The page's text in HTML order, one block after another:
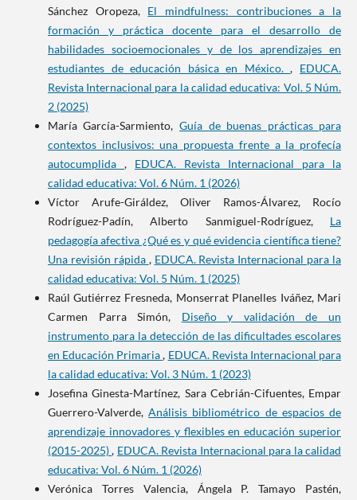
Sánchez Oropeza, El mindfulness: contribuciones a la
formación y práctica docente para el desarrollo de
habilidades socioemocionales y de los aprendizajes en
estudiantes de educación básica en México., EDUCA.
Revista Internacional para la calidad educativa: Vol. 5 Núm.
2 (2025)
María García-Sarmiento, Guía de buenas prácticas para
contextos inclusivos: una propuesta frente a la profecía
autocumplida , EDUCA. Revista Internacional para la
calidad educativa: Vol. 6 Núm. 1 (2026)
Víctor Arufe-Giráldez, Oliver Ramos-Álvarez, Rocío
Rodríguez-Padín, Alberto Sanmiguel-Rodríguez, La
pedagogía afectiva ¿Qué es y qué evidencia científica tiene?
Una revisión rápida , EDUCA. Revista Internacional para la
calidad educativa: Vol. 5 Núm. 1 (2025)
Raúl Gutiérrez Fresneda, Monserrat Planelles Iváñez, Mari
Carmen Parra Simón, Diseño y validación de un
instrumento para la detección de las dificultades escolares
en Educación Primaria, EDUCA. Revista Internacional para
la calidad educativa: Vol. 3 Núm. 1 (2023)
Josefina Ginesta-Martínez, Sara Cebrián-Cifuentes, Empar
Guerrero-Valverde,Análisis bibliométrico de espacios de
aprendizaje innovadores y flexibles en educación superior
(2015-2025), EDUCA. Revista Internacional para la calidad
educativa: Vol. 6 Núm. 1 (2026)
Verónica Torres Valencia, Ángela P. Tamayo Pastén,